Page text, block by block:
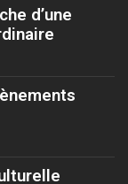
d’une